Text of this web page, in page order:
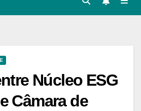
Núcleo ESG
Câmara de